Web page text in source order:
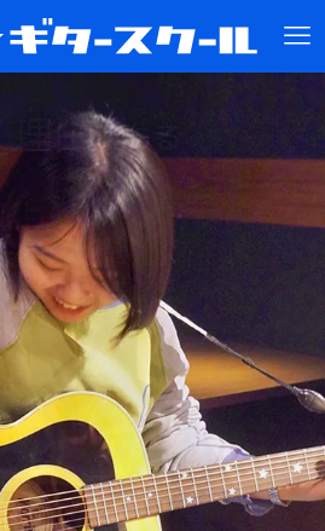
理由がある
理由がある